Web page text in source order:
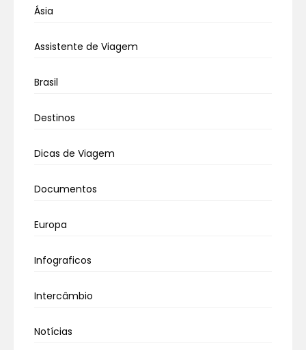
Ásia
Assistente de Viagem
Brasil
Destinos
Dicas de Viagem
Documentos
Europa
Infograficos
Intercâmbio
Notícias